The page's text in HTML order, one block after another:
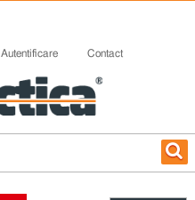
Autentificare Contact